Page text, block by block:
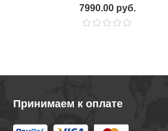
7990.00 руб.
Принимаем к оплате